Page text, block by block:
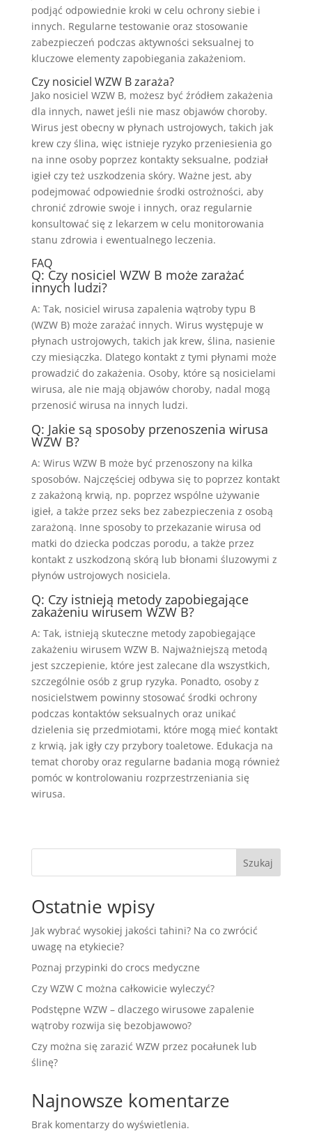
podjąć odpowiednie kroki w celu ochrony siebie i
innych. Regularne testowanie oraz stosowanie
zabezpieczeń podczas aktywności seksualnej to
kluczowe elementy zapobiegania zakażeniom.
Czy nosiciel WZW B zaraża?
Jako nosiciel WZW B, możesz być źródłem zakażenia
dla innych, nawet jeśli nie masz objawów choroby.
Wirus jest obecny w płynach ustrojowych, takich jak
krew czy ślina, więc istnieje ryzyko przeniesienia go
na inne osoby poprzez kontakty seksualne, podział
igieł czy też uszkodzenia skóry. Ważne jest, aby
podejmować odpowiednie środki ostrożności, aby
chronić zdrowie swoje i innych, oraz regularnie
konsultować się z lekarzem w celu monitorowania
stanu zdrowia i ewentualnego leczenia.
FAQ
Q: Czy nosiciel WZW B może zarażać
innych ludzi?
A: Tak, nosiciel wirusa zapalenia wątroby typu B
(WZW B) może zarażać innych. Wirus występuje w
płynach ustrojowych, takich jak krew, ślina, nasienie
czy miesiączka. Dlatego kontakt z tymi płynami może
prowadzić do zakażenia. Osoby, które są nosicielami
wirusa, ale nie mają objawów choroby, nadal mogą
przenosić wirusa na innych ludzi.
Q: Jakie są sposoby przenoszenia wirusa
WZW B?
A: Wirus WZW B może być przenoszony na kilka
sposobów. Najczęściej odbywa się to poprzez kontakt
z zakażoną krwią, np. poprzez wspólne używanie
igieł, a także przez seks bez zabezpieczenia z osobą
zarażoną. Inne sposoby to przekazanie wirusa od
matki do dziecka podczas porodu, a także przez
kontakt z uszkodzoną skórą lub błonami śluzowymi z
płynów ustrojowych nosiciela.
Q: Czy istnieją metody zapobiegające
zakażeniu wirusem WZW B?
A: Tak, istnieją skuteczne metody zapobiegające
zakażeniu wirusem WZW B. Najważniejszą metodą
jest szczepienie, które jest zalecane dla wszystkich,
szczególnie osób z grup ryzyka. Ponadto, osoby z
nosicielstwem powinny stosować środki ochrony
podczas kontaktów seksualnych oraz unikać
dzielenia się przedmiotami, które mogą mieć kontakt
z krwią, jak igły czy przybory toaletowe. Edukacja na
temat choroby oraz regularne badania mogą również
pomóc w kontrolowaniu rozprzestrzeniania się
wirusa.
Szukaj
Ostatnie wpisy
Jak wybrać wysokiej jakości tahini? Na co zwrócić
uwagę na etykiecie?
Poznaj przypinki do crocs medyczne
Czy WZW C można całkowicie wyleczyć?
Podstępne WZW – dlaczego wirusowe zapalenie
wątroby rozwija się bezobjawowo?
Czy można się zarazić WZW przez pocałunek lub
ślinę?
Najnowsze komentarze
Brak komentarzy do wyświetlenia.